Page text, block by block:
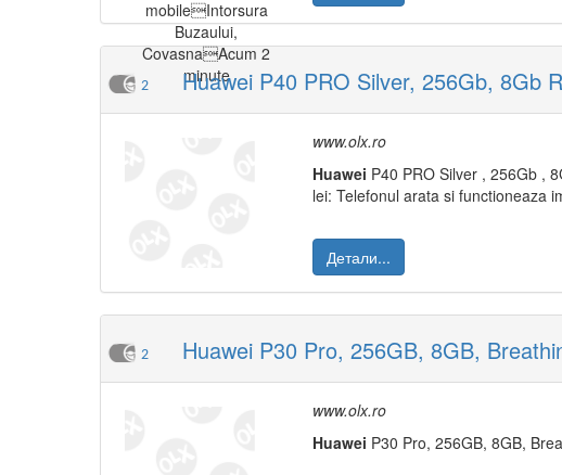
2 Huawei P40 PRO Silver, 256Gb, 8Gb
www.olx.ro
Huawei P40 PRO Silver , 256Gb ,
lei: Telefonul arata si functioneaza
Детали...
2 Huawei P30 Pro, 256GB, 8GB,
www.olx.ro
Huawei P30 Pro, 256GB, 8GB,